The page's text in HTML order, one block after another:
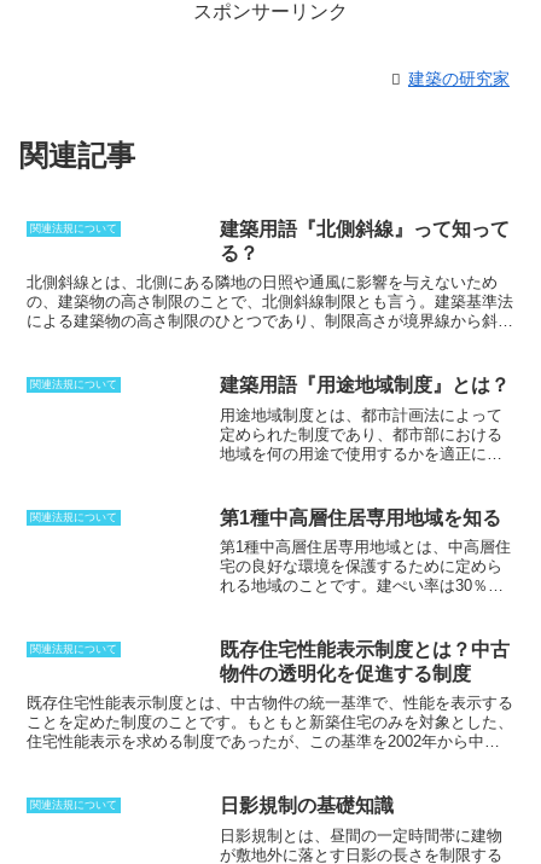
スポンサーリンク
建築の研究家
関連記事
関連法規について
建築用語『北側斜線』って知って
る？
北側斜線とは、北側にある隣地の日照や通風に影響を与えないため
の、建築物の高さ制限のことで、北側斜線制限とも言う。建築基準法
による建築物の高さ制限のひとつであり、制限高さが境界線から斜線
離を用いる。旧第1種住専では、5メートル以上の部分は、境界部分
からの水平距離と高さの関係を表す傾き1.25の直線によって高さを制
限。旧第2住専では10メートル以上の部分について同様の規制がなさ
れる。斜線制限には北側斜線制限の他、隣り合う建物の再考や通風を
確保するための、隣地斜線制限や向かいの建物や道路の日照等を確保
関連法規について 建築用語『用途地域制度』とは？
用途地域制度とは、都市計画法によって
定められた制度であり、都市部における
地域を何の用途で使用するかを適正に区
には、住宅系地域・商業系地域・工業系
地域と大まかに分類され、それぞれに細
かな設定が行われます。例えば住宅系地
域である第一種住居地域は、住宅地のた
めの地域と定められており、スーパーな
60％、容積率が200・300・400％と制限
されています。用途地域制度は、建物の
規模を制限することにより、都市部を計
画的に市街化させるという目的で定めら
れました。市街化を抑制すべき区域のこ
とを「市街化調整区域」と呼びます。
関連法規について 第1種中高層住居専用地域を知る
第1種中高層住居専用地域とは、中高層住
宅の良好な環境を保護するために定めら
れる地域のことです 。建ぺい率は30％、
徴です。これにより、中高層マンション
の建設が可能になり、快適な都市生活を
実現することができます。また、第1種中
高層住居専用地域では、床面積500㎡以内
で2階以下であれば店舗や飲食店を建てる
ことができます。さらに、床面積300㎡以
あれば5階建てまでの建設が可能です。た
だし、第1種中高層住居専用地域には、ゴ
ルフ練習場やパチンコ店、ホテルなどの
宿泊施設を建設することはできません。
関連法規について
既存住宅性能表示制度とは？中古
物件の透明化を促進する制度
既存住宅性能表示制度とは、中古物件の統一基準で、性能を表示する
ことを定めた制度のことです。もともと新築住宅のみを対象とした、
住宅性能表示を求める制度であったが、この基準を2002年から中古
工の性能を等級により具体的に明示したもので、性能の違いが一目で
分かるようになっている。性能評価は、物件の売買とは直接関係のな
い、登録住宅性能評価機関によって行なわれる。この機関によって行
なわれた評価を得た住宅になんらかのトラブルが発生した場合には、
関連法規について 日影規制の基礎知識
日影規制とは、昼間の一定時間帯に建物
が敷地外に落とす日影の長さを制限する